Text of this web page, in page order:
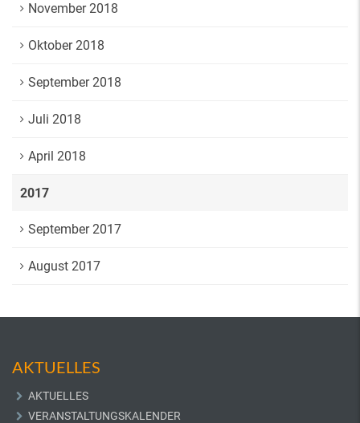
November 2018
Oktober 2018
September 2018
Juli 2018
April 2018
2017
September 2017
August 2017
AKTUELLES
AKTUELLES
VERANSTALTUNGSKALENDER